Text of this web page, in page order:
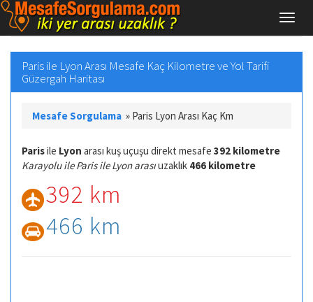
Paris ile Lyon Arası Mesafe Kaç Kilometre ve Yol Tarifi
Güzergah Haritası
Mesafe Sorgulama » Paris Lyon Arası Kaç Km
Parisile Lyon arası kuş uçuşu direkt mesafe 392 kilometre
Karayolu ile Paris ile Lyon arasıuzaklık 466 kilometre
392 km
466 km